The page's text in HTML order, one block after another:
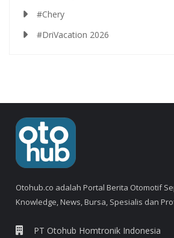
#Chery
#DriVacation 2026
Otohub.co adalah Portal Berita Otomotif
Knowledge, News, Bursa, Spesialis dan
PT Otohub Homtronik Indonesia